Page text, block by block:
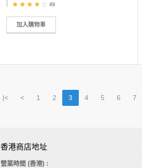
49
加入購物車
|< < 1 2 3 4 5 6 7
香港商店地址
營業時間 (香港) :